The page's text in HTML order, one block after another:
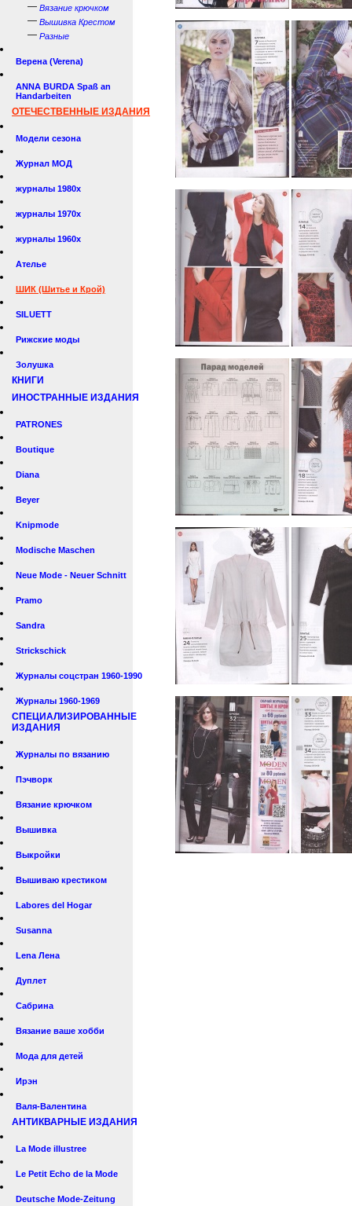
— Вязание крючком
— Вышивка Крестом
— Разные
Верена (Verena)
ANNA BURDA Spaß an
Handarbeiten
ОТЕЧЕСТВЕННЫЕ ИЗДАНИЯ
Модели сезона
Журнал МОД
журналы 1980х
журналы 1970х
журналы 1960х
Ателье
ШИК (Шитье и Крой)
SILUETT
Рижские моды
Золушка
КНИГИ
ИНОСТРАННЫЕ ИЗДАНИЯ
PATRONES
Boutique
Diana
Beyer
Knipmode
Modische Maschen
Neue Mode - Neuer Schnitt
Pramo
Sandra
Strickschick
Журналы соцстран 1960-1990
Журналы 1960-1969
СПЕЦИАЛИЗИРОВАННЫЕ
ИЗДАНИЯ
Журналы по вязанию
Пэчворк
Вязание крючком
Вышивка
Выкройки
Вышиваю крестиком
Labores del Hogar
Susanna
Lena Лена
Дуплет
Сабрина
Вязание ваше хобби
Мода для детей
Ирэн
Валя-Валентина
АНТИКВАРНЫЕ ИЗДАНИЯ
La Mode illustree
Le Petit Echo de la Mode
Deutsche Mode-Zeitung